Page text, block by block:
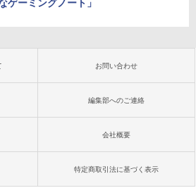
ゲーミングノート」
お問い合わせ
編集部へのご連絡
会社概要
特定商取引法に基づく表示